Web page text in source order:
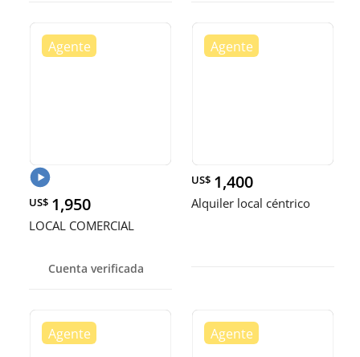
US$ 1,950
LOCAL COMERCIAL
Cuenta verificada
US$ 1,400
Alquiler local céntrico